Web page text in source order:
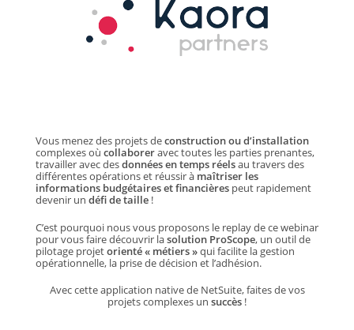
Vous menez des projets deconstruction ou d’installation
complexes où collaboreravec toutes les parties prenantes,
travailler avec desdonnées en temps réelsau travers des
différentes opérations et réussir à maîtriser les
informations budgétaires et financières peut rapidement
devenir un défi de taille !
C’est pourquoi nous vous proposons le replay de ce webinar
pour vous faire découvrir lasolution ProScope, un outil de
pilotage projetorienté« métiers »qui facilite la gestion
opérationnelle, la prise de décision et l’adhésion.
Avec cette application native de NetSuite, faites de vos
projets complexes un succès !